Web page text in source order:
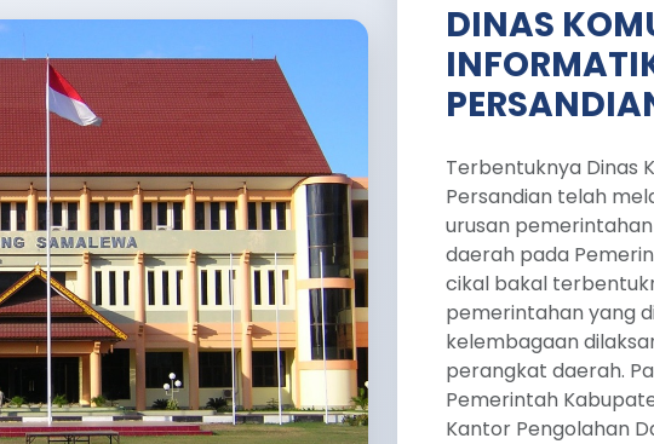
DINAS
Terbentuknya Dinas
Persandian telah
urusan
daerah pada
cikal bakal
pemerintahan yang
kelembagaan
perangkat daerah.
Pemerintah
Kantor Pengolahan